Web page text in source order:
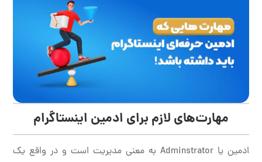
مهارت‌های لازم برای ادمین اینستاگرام
ادمین یا Adminstrator به معنی مدیریت است و در واقع یک